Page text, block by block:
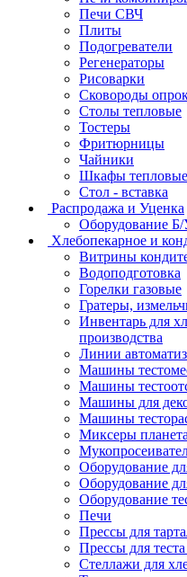
Печи СВЧ
Плиты
Подогреватели
Регенераторы
Рисоварки
Сковороды
Столы тепловые
Тостеры
Фритюрницы
Чайники
Шкафы тепловые
Стол - вставка
Распродажа и Уценка
Оборудование
Хлебопекарное и
Витрины
Водоподготовка
Горелки газовые
Гратеры,
Инвентарь для
производства
Линии
Машины
Машины
Машины для
Машины
Миксеры
Оборудование
Оборудование
Оборудование
Печи
Прессы для
Прессы для
Стеллажи для